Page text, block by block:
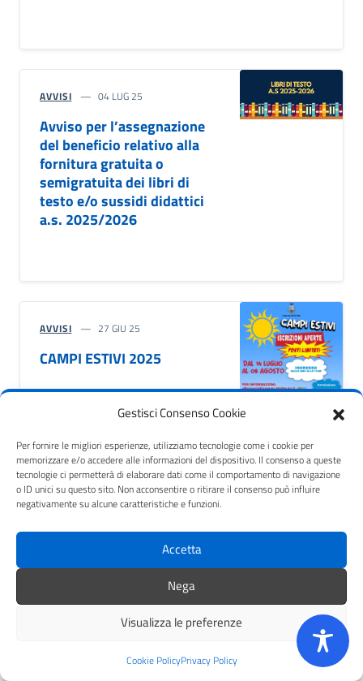
Gestisci Consenso Cookie
Per fornire le migliori esperienze, utilizziamo tecnologie come i cookie per
memorizzare e/o accedere alle informazioni del dispositivo. Il consenso a queste
tecnologie ci permetterà di elaborare dati come il comportamento di navigazione
o ID unici su questo sito. Non acconsentire o ritirare il consenso può influire
negativamente su alcune caratteristiche e funzioni.
Accetta
Nega
Visualizza le preferenze
Cookie PolicyPrivacy Policy
AVVISI 04 LUG 25
Avviso per l’assegnazione
del beneficio relativo alla
fornitura gratuita o
semigratuita dei libri di
testo e/o sussidi didattici
a.s. 2025/2026
AVVISI 27 GIU 25
CAMPI ESTIVI 2025
BITRITTO ESTATE 2025 –
Avviso pubblico per
soggetti sponsor